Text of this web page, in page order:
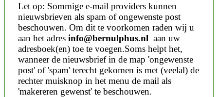
Let op: Sommige e-mail providers kunnen
nieuwsbrieven als spam of ongewenste post
beschouwen. Om dit te voorkomen raden wij u
aan het adres info@bernulphus.nl aan uw
adresboek(en) toe te voegen.Soms helpt het,
wanneer de nieuwsbrief in de map 'ongewenste
post' of 'spam' terecht gekomen is met (veelal) de
rechter muisknop in het menu de mail als
'makereren gewenst' te beschouwen.